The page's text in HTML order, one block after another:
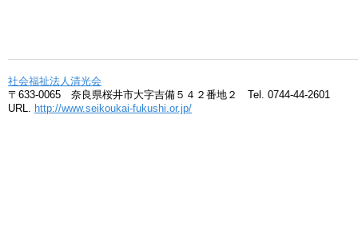
社会福祉法人清光会
〒633-0065 奈良県桜井市大字吉備５４２番地２ Tel. 0744-44-2601
URL. http://www.seikoukai-fukushi.or.jp/